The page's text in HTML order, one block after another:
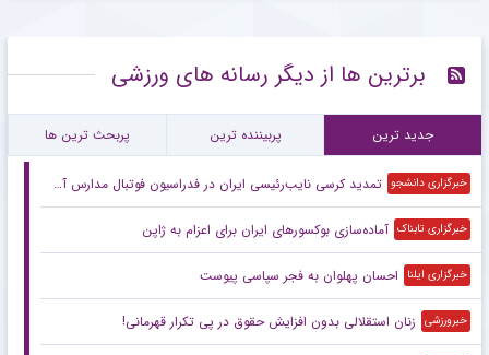
برترین ها از دیگر رسانه های ورزشی
جدید ترین پربیننده ترین پربحث ترین ها
خبرگزاری دانشجو تمدید کرسی نایب‌رئیسی ایران در فدراسیون فوتبال مدارس آسیا
خبرگزاری تابناک آماده‌سازی بوکسورهای ایران برای اعزام به ژاپن
خبرگزاری ایلنا احسان پهلوان به فجر سپاسی پیوست
خبرورزشی زنان استقلالی بدون افزایش حقوق در پی تکرار قهرمانی!